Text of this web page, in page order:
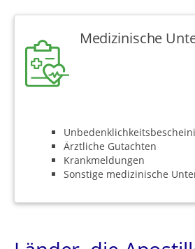
Medizinische
Ärztliche Gutachten
Krankmeldungen
Sonstige medizinische